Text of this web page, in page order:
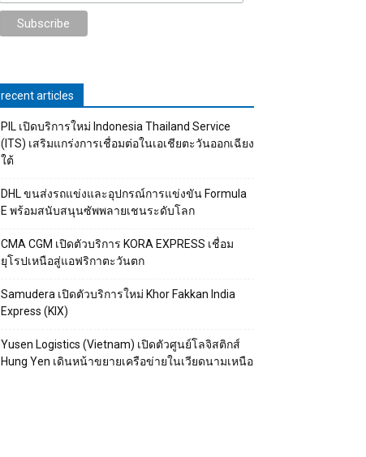
recent articles
PIL เปิดบริการใหม่ Indonesia Thailand Service
(ITS) เสริมแกร่งการเชื่อมต่อในเอเชียตะวันออกเฉียง
ใต้
DHL ขนส่งรถแข่งและอุปกรณ์การแข่งขัน Formula
E พร้อมสนับสนุนซัพพลายเชนระดับโลก
CMA CGM เปิดตัวบริการ KORA EXPRESS เชื่อม
ยุโรปเหนือสู่แอฟริกาตะวันตก
Samudera เปิดตัวบริการใหม่ Khor Fakkan India
Express (KIX)
Yusen Logistics (Vietnam) เปิดตัวศูนย์โลจิสติกส์
Hung Yen เดินหน้าขยายเครือข่ายในเวียดนามเหนือ